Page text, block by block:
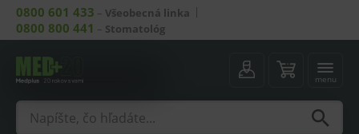
0800 601 433 – Všeobecná linka
0800 800 441 – Stomatológ
menu